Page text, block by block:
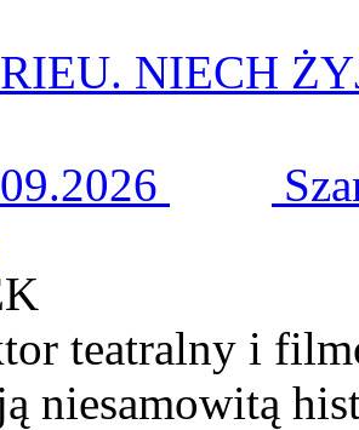
NIECH
teatralny i
niesamowitą